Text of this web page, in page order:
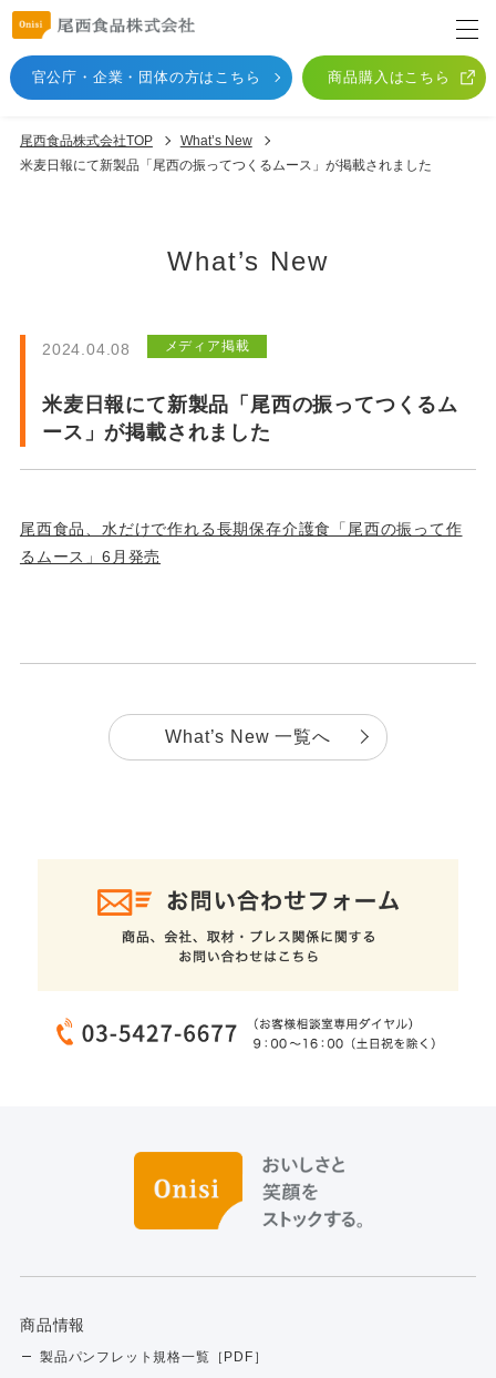
官公庁・企業・団体の方はこちら 商品購入はこちら
尾西食品株式会社TOP
What’s New
米麦日報にて新製品「尾西の振ってつくるムース」が掲載されました
What’s New
2024.04.08 メディア掲載
米麦日報にて新製品「尾西の振ってつくるム
ース」が掲載されました
尾西食品、水だけで作れる長期保存介護食「尾西の振って作
るムース」6月発売
What’s New 一覧へ
商品情報
製品パンフレット規格一覧［PDF］